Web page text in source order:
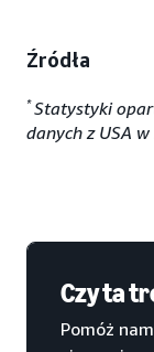
Źródła
*Statystyki
danych z USA
Czy ta
Pomóż